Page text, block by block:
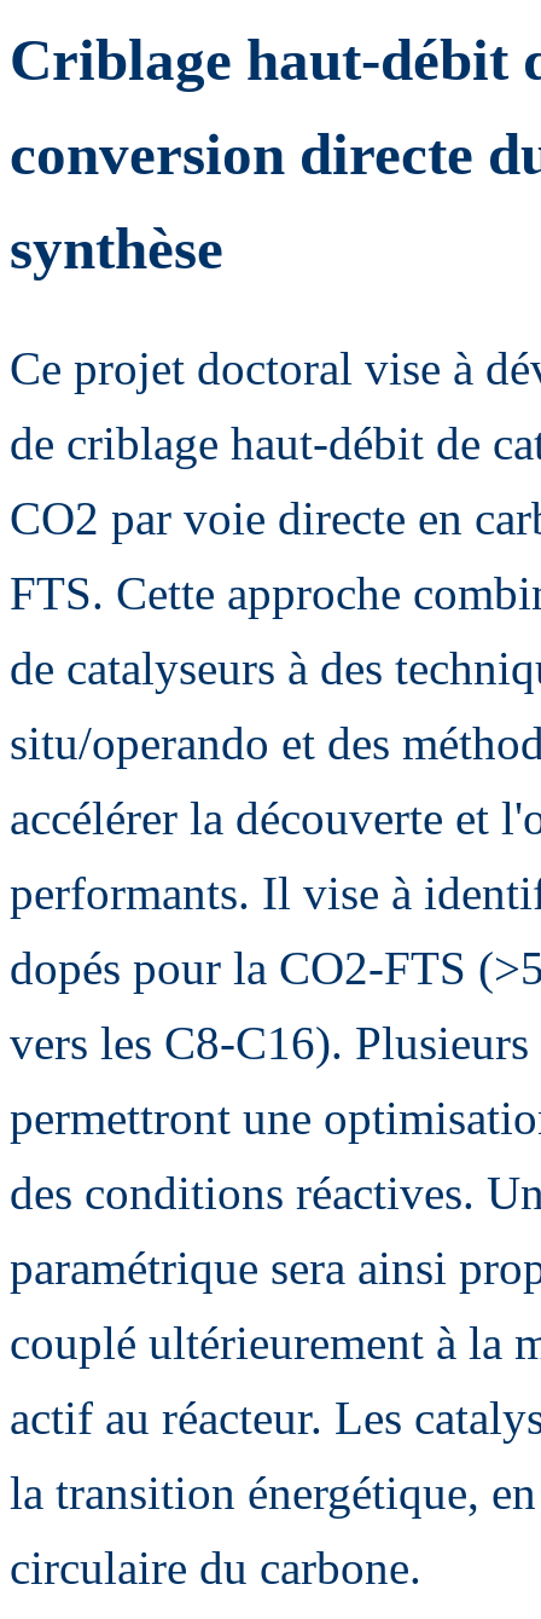
Criblage haut-débit
conversion directe
synthèse
Ce projet doctoral vise à
de criblage haut-débit de
CO2 par voie directe en
FTS. Cette approche
de catalyseurs à des
situ/operando et des
accélérer la découverte et
performants. Il vise à
dopés pour la CO2-FTS
vers les C8-C16). Plusieurs
permettront une
des conditions réactives.
paramétrique sera ainsi
couplé ultérieurement à la
actif au réacteur. Les
la transition énergétique,
circulaire du carbone.